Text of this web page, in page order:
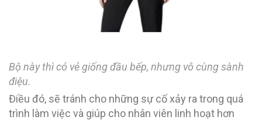
Bộ này thì có vẻ giống đầu bếp, nhưng vô cùng sành
điệu.
Điều đó, sẽ tránh cho những sự cố xảy ra trong quá
trình làm việc và giúp cho nhân viên linh hoạt hơn